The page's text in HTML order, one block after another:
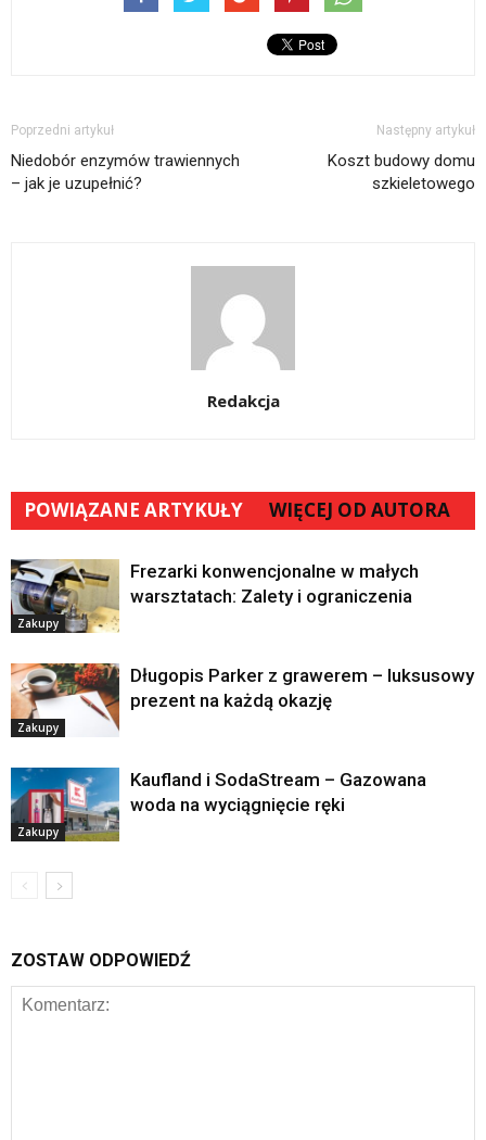
Poprzedni artykuł
Niedobór enzymów trawiennych
– jak je uzupełnić?
Następny artykuł
Koszt budowy domu
szkieletowego
Redakcja
POWIĄZANE ARTYKUŁY WIĘCEJ OD AUTORA
Zakupy
Frezarki konwencjonalne w małych
warsztatach: Zalety i ograniczenia
Zakupy
Długopis Parker z grawerem – luksusowy
prezent na każdą okazję
Zakupy
Kaufland i SodaStream – Gazowana
woda na wyciągnięcie ręki
ZOSTAW ODPOWIEDŹ